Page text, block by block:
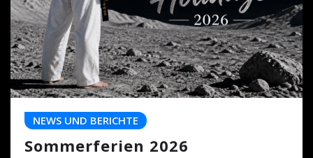
NEWS UND BERICHTE
Sommerferien 2026